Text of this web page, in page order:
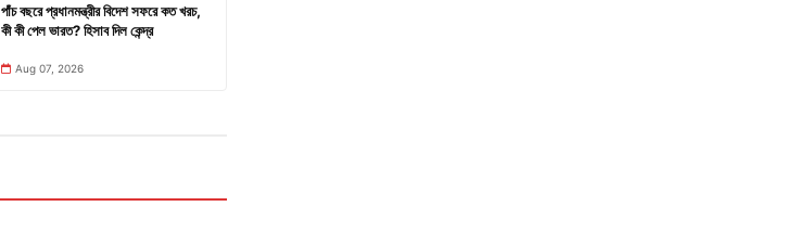
পাঁচ বছরে প্রধানমন্ত্রীর বিদেশ সফরে কত খরচ,
কী কী পেল ভারত? হিসাব দিল কেন্দ্র
Aug 07, 2026